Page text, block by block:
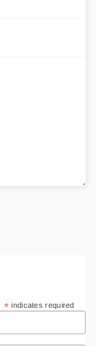
* indicates required